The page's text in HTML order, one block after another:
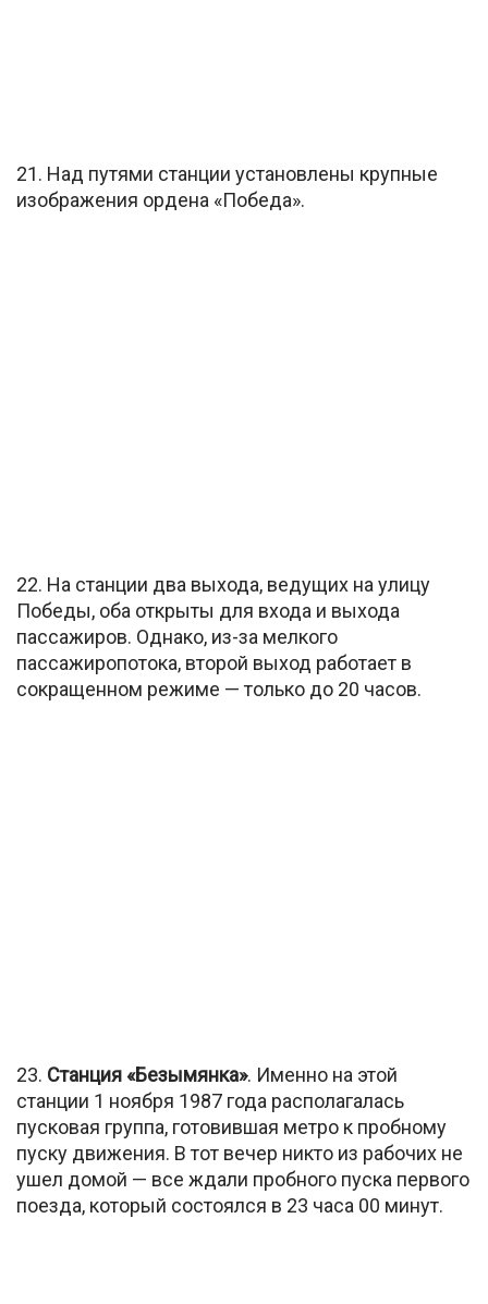
21. Над путями станции установлены крупные
изображения ордена «Победа».
22. На станции два выхода, ведущих на улицу
Победы, оба открыты для входа и выхода
пассажиров. Однако, из-за мелкого
пассажиропотока, второй выход работает в
сокращенном режиме — только до 20 часов.
23. Станция «Безымянка». Именно на этой
станции 1 ноября 1987 года располагалась
пусковая группа, готовившая метро к пробному
пуску движения. В тот вечер никто из рабочих не
ушел домой — все ждали пробного пуска первого
поезда, который состоялся в 23 часа 00 минут.